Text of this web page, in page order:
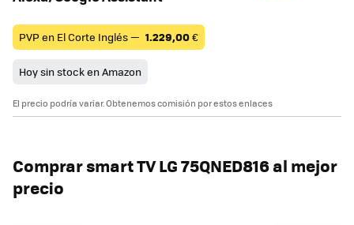
PVP en El Corte Inglés — 1.229,00€
Hoy sin stock en Amazon
El precio podría variar. Obtenemos comisión por estos enlaces
Comprar smart TVLG 75QNED816 al mejor
precio